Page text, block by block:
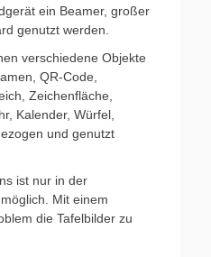
ein Beamer, großer
genutzt werden.
verschiedene Objekte
QR-Code,
Zeichenfläche,
Kalender, Würfel,
und genutzt
ist nur in der
Mit einem
die Tafelbilder zu